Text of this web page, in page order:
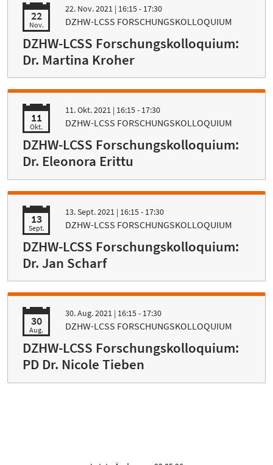
22
Nov.
22. Nov. 2021 | 16:15 - 17:30
DZHW-LCSS FORSCHUNGSKOLLOQUIUM
DZHW-LCSS Forschungskolloquium:
Dr. Martina Kroher
11
Okt.
11. Okt. 2021 | 16:15 - 17:30
DZHW-LCSS FORSCHUNGSKOLLOQUIUM
DZHW-LCSS Forschungskolloquium:
Dr. Eleonora Erittu
13
Sept.
13. Sept. 2021 | 16:15 - 17:30
DZHW-LCSS FORSCHUNGSKOLLOQUIUM
DZHW-LCSS Forschungskolloquium:
Dr. Jan Scharf
30
Aug.
30. Aug. 2021 | 16:15 - 17:30
DZHW-LCSS FORSCHUNGSKOLLOQUIUM
DZHW-LCSS Forschungskolloquium:
PD Dr. Nicole Tieben